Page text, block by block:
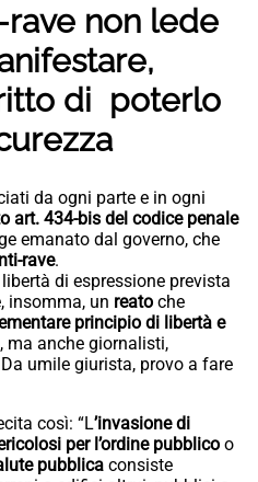
non lede
di poterlo
da ogni parte e in ogni
art. 434-bis del codice penale
emanato dal governo, che
rave.
di espressione prevista
insomma, un reato che
principio di libertà e
ma anche giornalisti,
umile giurista, provo a fare
così: “L’invasione di
per l’ordine pubblico o
pubblica consiste